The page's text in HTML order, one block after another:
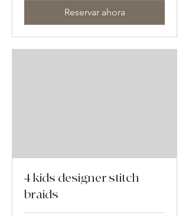
Reservar ahora
4 kids designer stitch
braids